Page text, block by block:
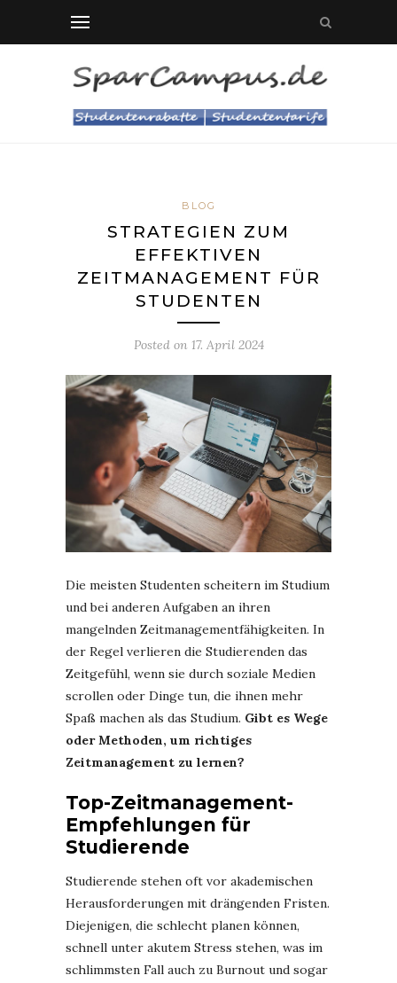
BLOG
STRATEGIEN ZUM
EFFEKTIVEN
ZEITMANAGEMENT FÜR
STUDENTEN
Posted on 17. April 2024
Die meisten Studenten scheitern im Studium
und bei anderen Aufgaben an ihren
mangelnden Zeitmanagementfähigkeiten. In
der Regel verlieren die Studierenden das
Zeitgefühl, wenn sie durch soziale Medien
scrollen oder Dinge tun, die ihnen mehr
Spaß machen als das Studium. Gibt es Wege
oder Methoden, um richtiges
Zeitmanagement zu lernen?
Top-Zeitmanagement-
Empfehlungen für
Studierende
Studierende stehen oft vor akademischen
Herausforderungen mit drängenden Fristen.
Diejenigen, die schlecht planen können,
schnell unter akutem Stress stehen, was im
schlimmsten Fall auch zu Burnout und sogar